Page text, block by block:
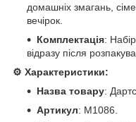
домашніх змагань,
вечірок.
Комплектація:
відразу після
⚙️ Характеристики:
Назва товару:
Артикул: M1086.